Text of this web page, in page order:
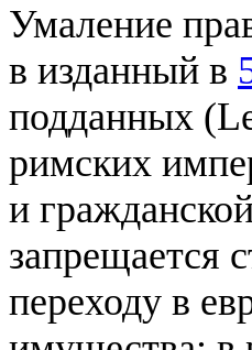
Умаление
в изданный в
подданных
римских
и
запрещается
переходу в